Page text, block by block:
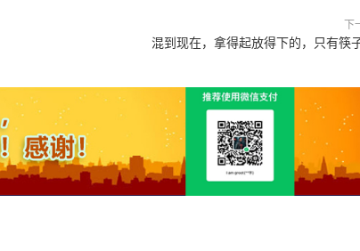
下
混到现在，拿得起放得下的，只有筷